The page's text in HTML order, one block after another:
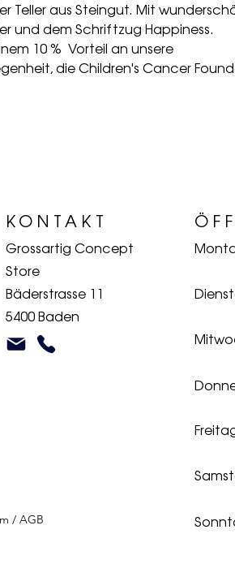
Teller aus Steingut. Mit
und dem Schriftzug Happiness.
10 % Vorteil an unsere
die Children's Cancer
KONTAKT
Grossartig Concept
Store
Bäderstrasse 11
5400 Baden
/ AGB